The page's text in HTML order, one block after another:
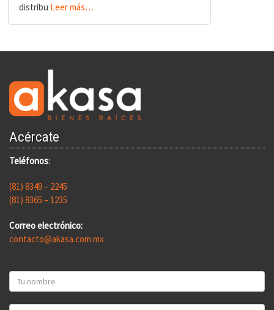
distribu Leer más…
Acércate
Teléfonos:
(81) 8349 – 2245
(81) 8365 – 1235
Correo electrónico:
contacto@akasa.com.mx